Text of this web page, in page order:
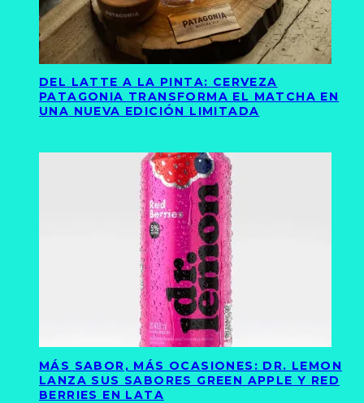
DEL LATTE A LA PINTA: CERVEZA
PATAGONIA TRANSFORMA EL MATCHA EN
UNA NUEVA EDICIÓN LIMITADA
MÁS SABOR, MÁS OCASIONES: DR. LEMON
LANZA SUS SABORES GREEN APPLE Y RED
BERRIES EN LATA